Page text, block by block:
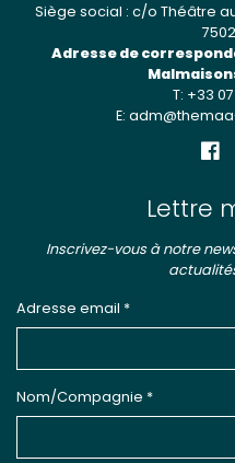
Siège social : c/o Théâtre
Adresse de
T: +33
E:
Lettre
Inscrivez-vous à notre
Adresse email *
Nom/Compagnie *